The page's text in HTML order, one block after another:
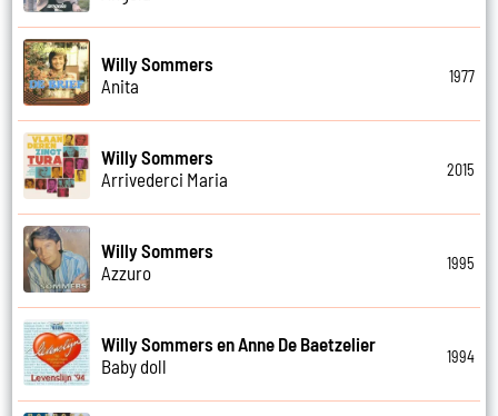
Willy Sommers
Anita
1977
Willy Sommers
Arrivederci Maria
2015
Willy Sommers
Azzuro
1995
Willy Sommers en Anne De Baetzelier
Baby doll
1994